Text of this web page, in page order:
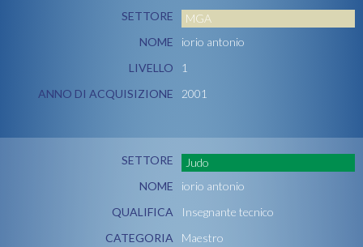
SETTORE
MGA
NOME
iorio antonio
LIVELLO
1
ANNO DI ACQUISIZIONE
2001
SETTORE
Judo
NOME
iorio antonio
QUALIFICA
Insegnante tecnico
CATEGORIA
Maestro